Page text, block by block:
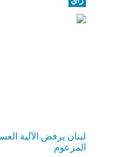
لبنان يرفض الآلية
المزعوم